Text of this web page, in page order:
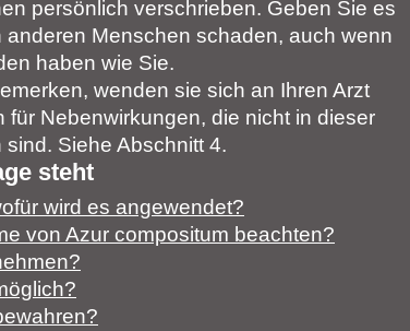
persönlich verschrieben. Geben Sie es
anderen Menschen schaden, auch wenn
haben wie Sie.
wenden sie sich an Ihren Arzt
für Nebenwirkungen, die nicht in dieser
Siehe Abschnitt 4.
steht
wird es angewendet?
von Azur compositum beachten?